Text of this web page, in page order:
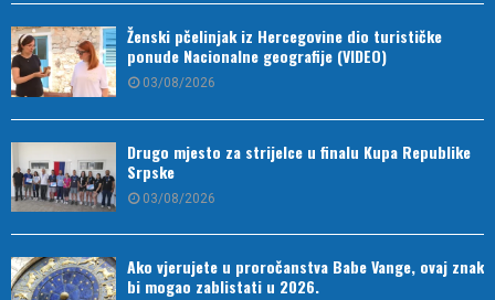
Ženski pčelinjak iz Hercegovine dio turističke
ponude Nacionalne geografije (VIDEO)
03/08/2026
Drugo mjesto za strijelce u finalu Kupa Republike
Srpske
03/08/2026
Ako vjerujete u proročanstva Babe Vange, ovaj znak
bi mogao zablistati u 2026.